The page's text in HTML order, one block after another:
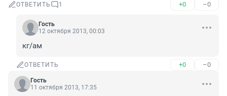
ОТВЕТИТЬ 1 +0 –0
Гость
12 октября 2013, 00:03
кг/ам
ОТВЕТИТЬ +0 –0
Гость
11 октября 2013, 17:35